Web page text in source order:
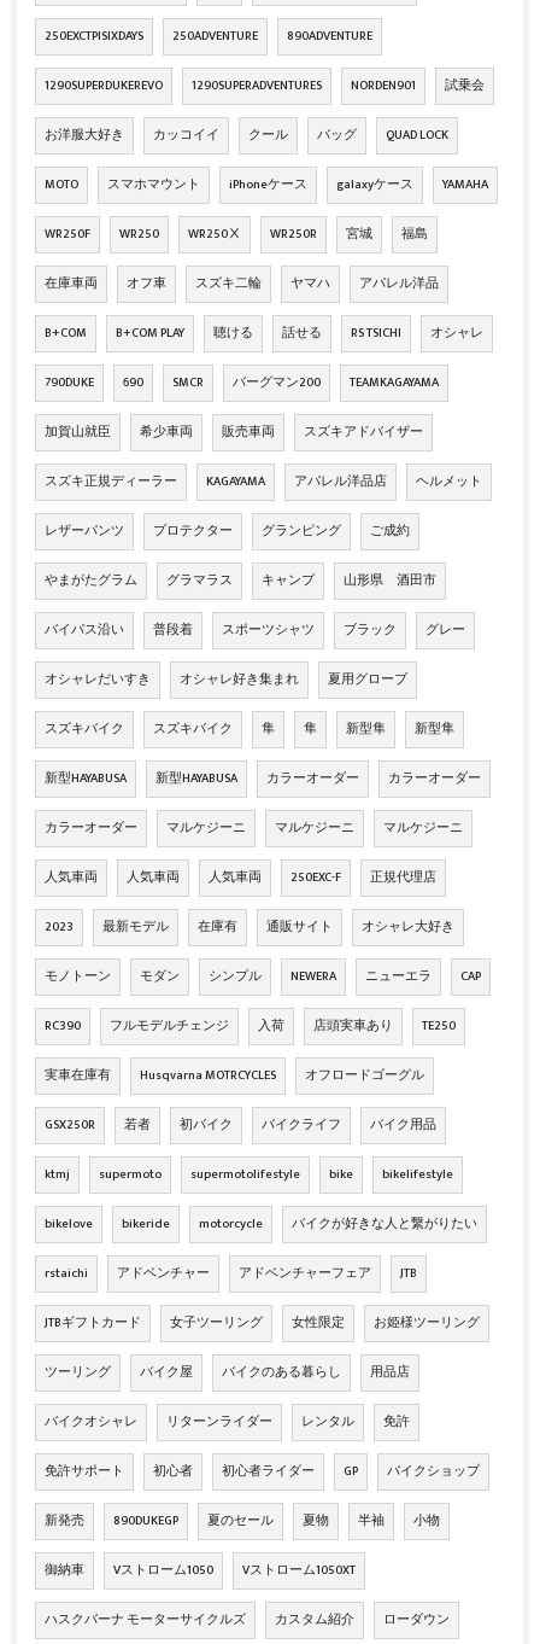
250EXCTPISIXDAYS 250ADVENTURE 890ADVENTURE
1290SUPERDUKEREVO 1290SUPERADVENTURES NORDEN901 試乗会
お洋服大好き カッコイイ クール バッグ QUAD LOCK
MOTO スマホマウント iPhoneケース galaxyケース YAMAHA
WR250F WR250 WR250Ⅹ WR250R 宮城 福島
在庫車両 オフ車 スズキ二輪 ヤマハ アパレル洋品
B+COM B+COM PLAY 聴ける 話せる RS TSICHI オシャレ
790DUKE 690 SMCR バーグマン200 TEAMKAGAYAMA
加賀山就臣 希少車両 販売車両 スズキアドバイザー
スズキ正規ディーラー KAGAYAMA アパレル洋品店 ヘルメット
レザーパンツ プロテクター グランピング ご成約
やまがたグラム グラマラス キャンプ 山形県 酒田市
バイパス沿い 普段着 スポーツシャツ ブラック グレー
オシャレだいすき オシャレ好き集まれ 夏用グローブ
スズキバイク スズキバイク 隼 隼 新型隼 新型隼
新型HAYABUSA 新型HAYABUSA カラーオーダー カラーオーダー
カラーオーダー マルケジーニ マルケジーニ マルケジーニ
人気車両 人気車両 人気車両 250EXC-F 正規代理店
2023 最新モデル 在庫有 通販サイト オシャレ大好き
モノトーン モダン シンプル NEWERA ニューエラ CAP
RC390 フルモデルチェンジ 入荷 店頭実車あり TE250
実車在庫有 Husqvarna MOTRCYCLES オフロードゴーグル
GSX250R 若者 初バイク バイクライフ バイク用品
ktmj supermoto supermotolifestyle bike bikelifestyle
bikelove bikeride motorcycle バイクが好きな人と繋がりたい
rstaichi アドベンチャー アドベンチャーフェア JTB
JTBギフトカード 女子ツーリング 女性限定 お姫様ツーリング
ツーリング バイク屋 バイクのある暮らし 用品店
バイクオシャレ リターンライダー レンタル 免許
免許サポート 初心者 初心者ライダー GP バイクショップ
新発売 890DUKEGP 夏のセール 夏物 半袖 小物
御納車 Vストローム1050 Vストローム1050XT
ハスクバーナ モーターサイクルズ カスタム紹介 ローダウン